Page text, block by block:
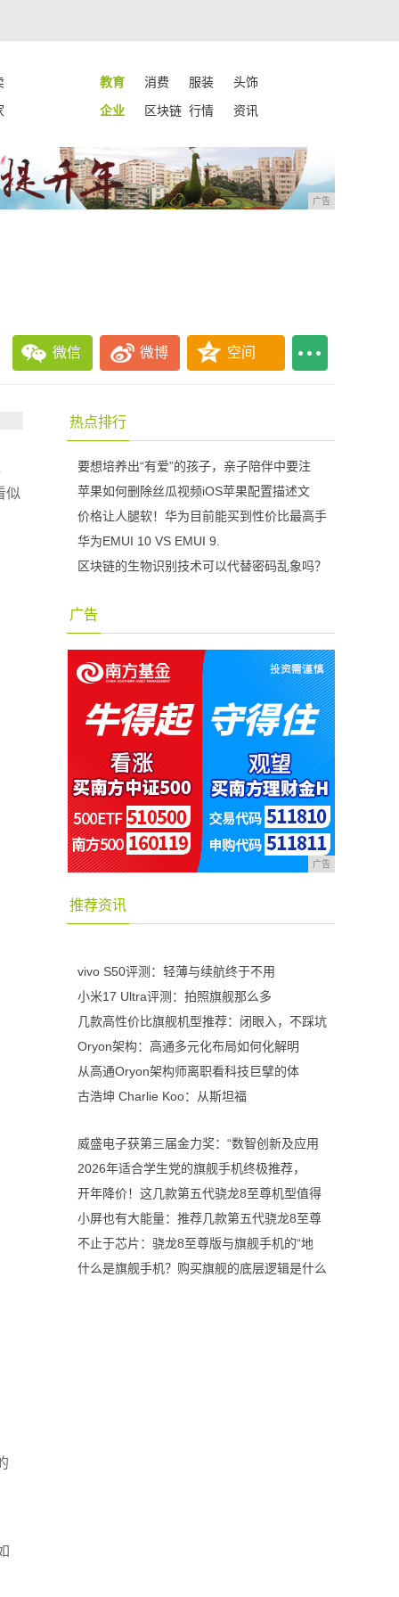
教育 消费 服装
头饰
企业 区块链 行情 资讯
广告
微信 微博 空间
似
热点排行
要想培养出“有爱”的孩子，亲子陪伴中要注
苹果如何删除丝瓜视频iOS苹果配置描述文
价格让人腿软！华为目前能买到性价比最高手
华为EMUI 10 VS EMUI 9.
区块链的生物识别技术可以代替密码乱象吗？
广告
广告
推荐资讯
vivo S50评测：轻薄与续航终于不用
小米17 Ultra评测：拍照旗舰那么多
几款高性价比旗舰机型推荐：闭眼入，不踩坑
Oryon架构：高通多元化布局如何化解明
从高通Oryon架构师离职看科技巨擘的体
古浩坤 Charlie Koo：从斯坦福
威盛电子获第三届金力奖：“数智创新及应用
2026年适合学生党的旗舰手机终极推荐，
开年降价！这几款第五代骁龙8至尊机型值得
小屏也有大能量：推荐几款第五代骁龙8至尊
不止于芯片：骁龙8至尊版与旗舰手机的“地
什么是旗舰手机？购买旗舰的底层逻辑是什么